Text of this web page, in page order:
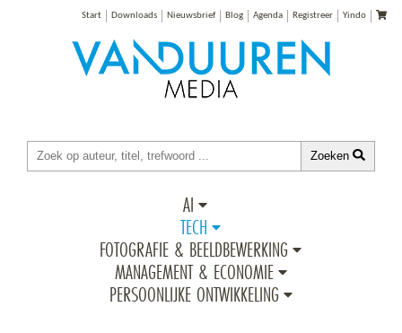
Start Downloads Nieuwsbrief Blog Agenda Registreer Yindo
Zoeken
AI
TECH
FOTOGRAFIE & BEELDBEWERKING
MANAGEMENT & ECONOMIE
PERSOONLIJKE ONTWIKKELING